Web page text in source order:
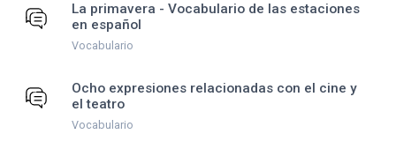
La primavera - Vocabulario de las estaciones
en español
Vocabulario
Ocho expresiones relacionadas con el cine y
el teatro
Vocabulario